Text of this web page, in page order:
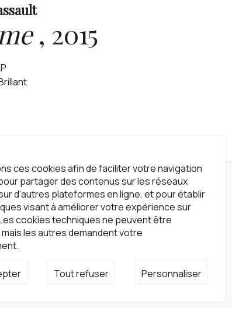
ces cookies afin de faciliter votre navigation
partager des contenus sur les réseaux
d'autres plateformes en ligne, et pour établir
visant à améliorer votre expérience sur
cookies techniques ne peuvent être
les autres demandent votre
Tout refuser Personnaliser
, 2015
à notre newsletter !
S'inscrire